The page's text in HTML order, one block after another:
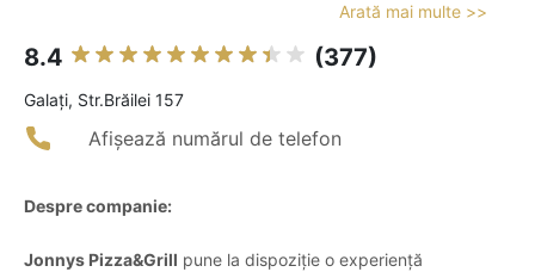
Arată mai multe >>
8.4 (377)
Galaţi, Str.Brăilei 157
Afișează numărul de telefon
Despre companie:
Jonnys Pizza&Grill pune la dispoziție o experiență